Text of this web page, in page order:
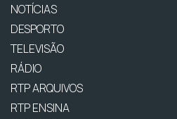
NOTÍCIAS
DESPORTO
TELEVISÃO
RÁDIO
RTP ARQUIVOS
RTP ENSINA